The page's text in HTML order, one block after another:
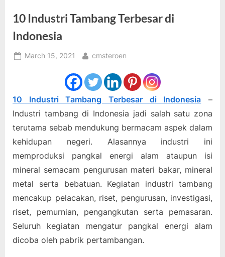
10 Industri Tambang Terbesar di
Indonesia
Posted
March 15, 2021 By
cmsteroen
10 Industri Tambang Terbesar di Indonesia –
Industri tambang di Indonesia jadi salah satu zona
terutama sebab mendukung bermacam aspek dalam
kehidupan negeri. Alasannya industri ini
memproduksi pangkal energi alam ataupun isi
mineral semacam pengurusan materi bakar, mineral
metal serta bebatuan. Kegiatan industri tambang
mencakup pelacakan, riset, pengurusan, investigasi,
riset, pemurnian, pengangkutan serta pemasaran.
Seluruh kegiatan mengatur pangkal energi alam
dicoba oleh pabrik pertambangan.